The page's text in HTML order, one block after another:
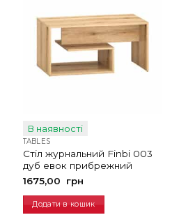
В наявності
TABLES
Стіл журнальний Finbi 003
дуб евок прибрежний
1675,00
грн
Додати в кошик